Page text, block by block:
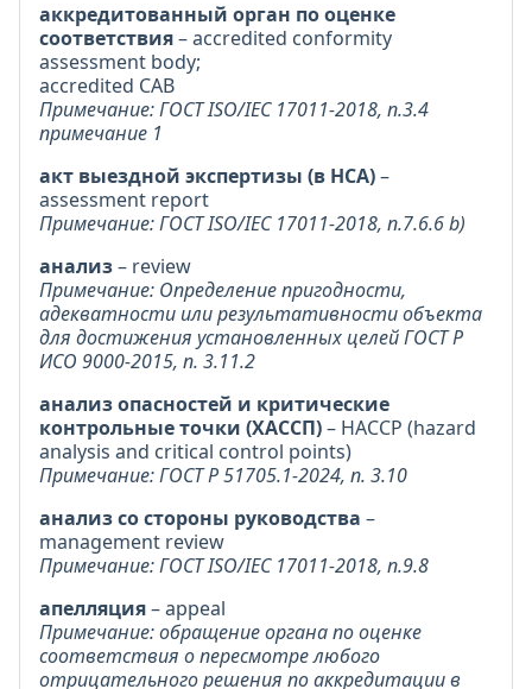
аккредитованный орган по оценке
соответствия– accredited conformity
assessment body;
accredited CAB
Примечание: ГОСТ ISO/IEC 17011-2018, п.3.4
примечание 1
акт выездной экспертизы (в НСА)–
assessment report
Примечание: ГОСТ ISO/IEC 17011-2018, п.7.6.6 b)
анализ– review
Примечание: Определение пригодности,
адекватности или результативности объекта
для достижения установленных целей ГОСТ Р
ИСО 9000-2015, п. 3.11.2
анализ опасностей и критические
контрольные точки (ХАССП)– HACCP (hazard
analysis and critical control points)
Примечание: ГОСТ Р 51705.1-2024, п. 3.10
анализ со стороны руководства –
management review
Примечание: ГОСТ ISO/IEC 17011-2018, п.9.8
апелляция– appeal
Примечание: обращение органа по оценке
соответствия о пересмотре любого
отрицательного решения по аккредитации в